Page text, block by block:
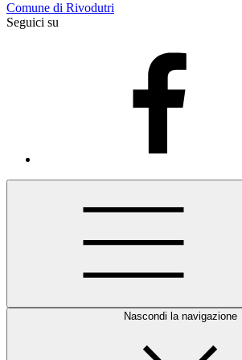
Comune di Rivodutri
Seguici su
Nascondi la navigazione